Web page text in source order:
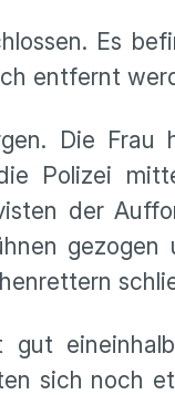
Es
entfernt
Die
Polizei
der
gut
sich noch